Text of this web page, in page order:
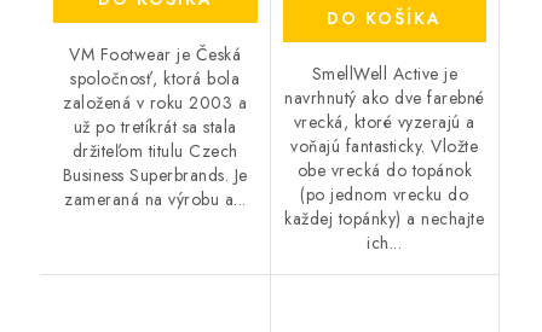
VM Footwear je Česká
spoločnosť, ktorá bola
založená v roku 2003 a
už po tretíkrát sa stala
držiteľom titulu Czech
Business Superbrands. Je
zameraná na výrobu a...
DO KOŠÍKA
SmellWell Active je
navrhnutý ako dve farebné
vrecká, ktoré vyzerajú a
voňajú fantasticky. Vložte
obe vrecká do topánok
(po jednom vrecku do
každej topánky) a nechajte
ich...